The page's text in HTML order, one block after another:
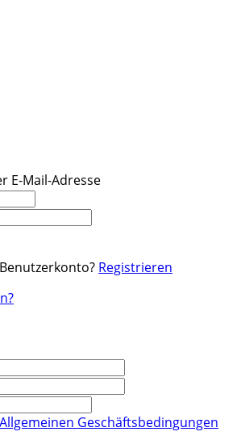
E-Mail-Adresse
Registrieren
Allgemeinen Geschäftsbedingungen